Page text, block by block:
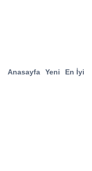
Anasayfa Yeni En İyi